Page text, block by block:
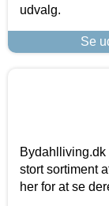
udvalg.
Se
Bydahlliving.dk
stort sortiment
her for at se